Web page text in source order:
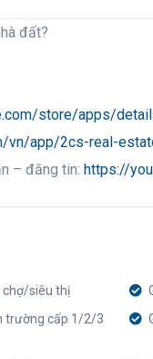
đất?
store/apps/
vn/app/2cs-real-
– đăng tin: https://
chợ/siêu thị
trường cấp 1/2/3